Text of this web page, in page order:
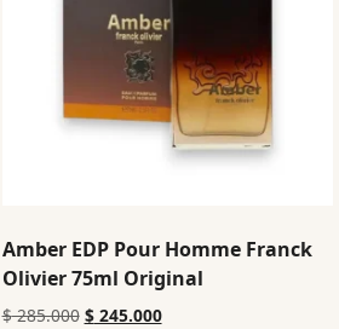
Amber EDP Pour Homme Franck
Olivier 75ml Original
$285.000 $245.000